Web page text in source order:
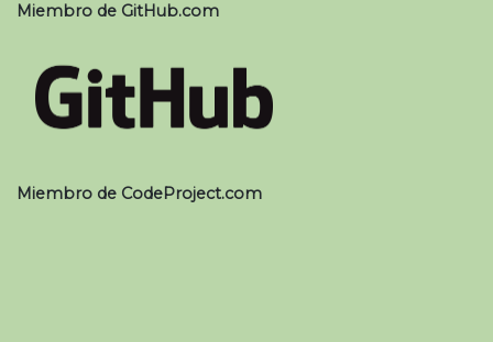
Miembro de GitHub.com
Miembro de CodeProject.com